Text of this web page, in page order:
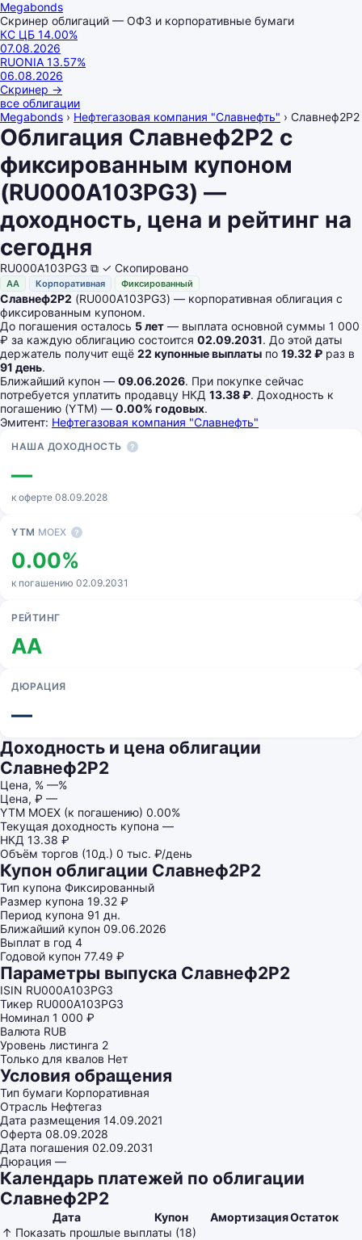
Megabonds
Скринер облигаций — ОФЗ и корпоративные бумаги
КС ЦБ 14.00%
07.08.2026
RUONIA 13.57%
06.08.2026
Скринер →
все облигации
Megabonds › Нефтегазовая компания "Славнефть" › Славнеф2Р2
Облигация Славнеф2Р2 с
фиксированным купоном
(RU000A103PG3) —
доходность, цена и рейтинг на
сегодня
RU000A103PG3 ⧉ ✓ Скопировано
AA Корпоративная Фиксированный
Славнеф2Р2 (RU000A103PG3) — корпоративная облигация с
фиксированным купоном.
До погашения осталось 5 лет — выплата основной суммы 1 000
₽ за каждую облигацию состоится 02.09.2031. До этой даты
держатель получит ещё 22 купонные выплаты по 19.32 ₽ раз в
91 день.
Ближайший купон — 09.06.2026. При покупке сейчас
потребуется уплатить продавцу НКД 13.38 ₽. Доходность к
погашению (YTM) — 0.00% годовых.
Эмитент: Нефтегазовая компания "Славнефть"
Основные показатели
НАША ДОХОДНОСТЬ ?
—
к оферте 08.09.2028
YTM MOEX ?
0.00%
к погашению 02.09.2031
РЕЙТИНГ
AA
ДЮРАЦИЯ
—
Доходность и цена облигации
Славнеф2Р2
Цена, % —%
Цена, ₽ —
YTM MOEX (к погашению) 0.00%
Текущая доходность купона —
НКД 13.38 ₽
Объём торгов (10д.) 0 тыс. ₽/день
Купон облигации Славнеф2Р2
Тип купона Фиксированный
Размер купона 19.32 ₽
Период купона 91 дн.
Ближайший купон 09.06.2026
Выплат в год 4
Годовой купон 77.49 ₽
Параметры выпуска Славнеф2Р2
ISIN RU000A103PG3
Тикер RU000A103PG3
Номинал 1 000 ₽
Валюта RUB
Уровень листинга 2
Только для квалов Нет
Условия обращения
Тип бумаги Корпоративная
Отрасль Нефтегаз
Дата размещения 14.09.2021
Оферта 08.09.2028
Дата погашения 02.09.2031
Дюрация —
Календарь платежей по облигации
Славнеф2Р2
Дата Купон АмортизацияОстаток
↑ Показать прошлые выплаты (18)